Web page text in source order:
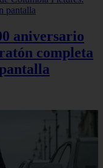
aniversario
completa